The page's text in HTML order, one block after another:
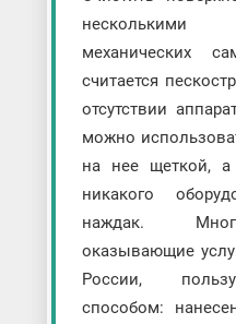
механических
считается
отсутствии
можно
на нее щеткой,
никакого
наждак.
оказывающие
России,
способом: